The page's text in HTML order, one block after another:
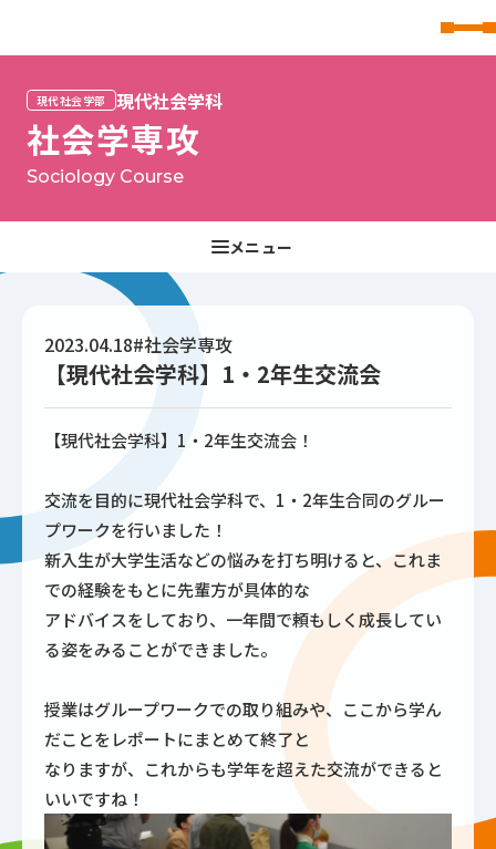
現代社会学部 現代社会学科
社会学専攻
Sociology Course
2023.04.18#社会学専攻
【現代社会学科】1・2年生交流会
【現代社会学科】1・2年生交流会！
交流を目的に現代社会学科で、1・2年生合同のグルー
プワークを行いました！
新入生が大学生活などの悩みを打ち明けると、これま
での経験をもとに先輩方が具体的な
アドバイスをしており、一年間で頼もしく成長してい
る姿をみることができました。
授業はグループワークでの取り組みや、ここから学ん
だことをレポートにまとめて終了と
なりますが、これからも学年を超えた交流ができると
いいですね！